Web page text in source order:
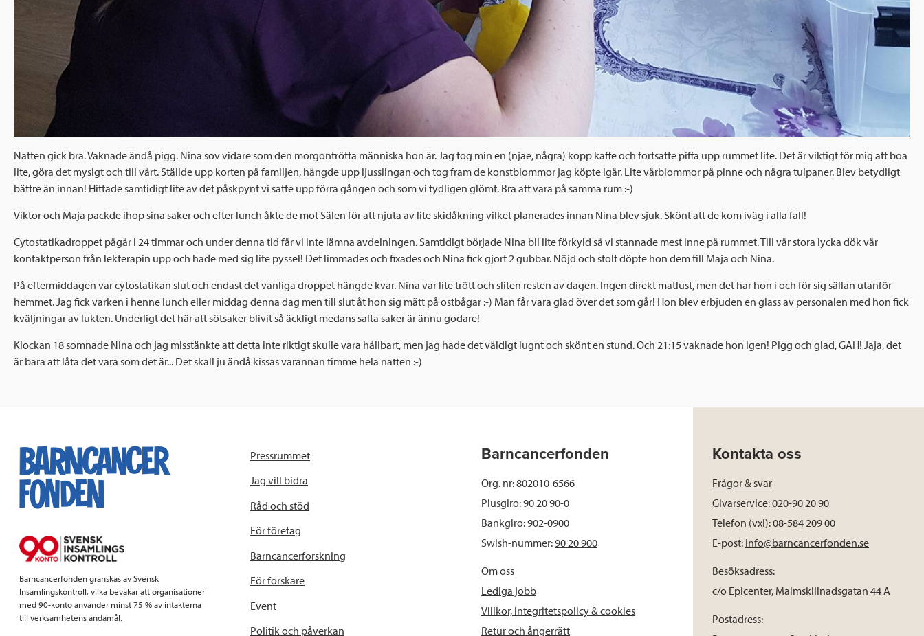
Natten gick bra. Vaknade ändå pigg. Nina sov vidare som den morgontrötta människa hon är. Jag tog min en (njae, några) kopp kaffe och fortsatte piffa upp rummet lite. Det är viktigt för mig att boa
lite, göra det mysigt och till vårt. Ställde upp korten på familjen, hängde upp ljusslingan och tog fram de konstblommor jag köpte igår. Lite vårblommor på pinne och några tulpaner. Blev betydligt
bättre än innan! Hittade samtidigt lite av det påskpynt vi satte upp förra gången och som vi tydligen glömt. Bra att vara på samma rum :-)
Viktor och Maja packde ihop sina saker och efter lunch åkte de mot Sälen för att njuta av lite skidåkning vilket planerades innan Nina blev sjuk. Skönt att de kom iväg i alla fall!
Cytostatikadroppet pågår i 24 timmar och under denna tid får vi inte lämna avdelningen. Samtidigt började Nina bli lite förkyld så vi stannade mest inne på rummet. Till vår stora lycka dök vår
kontaktperson från lekterapin upp och hade med sig lite pyssel! Det limmades och fixades och Nina fick gjort 2 gubbar. Nöjd och stolt döpte hon dem till Maja och Nina.
På eftermiddagen var cytostatikan slut och endast det vanliga droppet hängde kvar. Nina var lite trött och sliten resten av dagen. Ingen direkt matlust, men det har hon i och för sig sällan utanför
hemmet. Jag fick varken i henne lunch eller middag denna dag men till slut åt hon sig mätt på ostbågar :-) Man får vara glad över det som går! Hon blev erbjuden en glass av personalen med hon fick
kväljningar av lukten. Underligt det här att sötsaker blivit så äckligt medans salta saker är ännu godare!
Klockan 18 somnade Nina och jag misstänkte att detta inte riktigt skulle vara hållbart, men jag hade det väldigt lugnt och skönt en stund. Och 21:15 vaknade hon igen! Pigg och glad, GAH! Jaja, det
är bara att låta det vara som det är... Det skall ju ändå kissas varannan timme hela natten :-)
Barncancerfonden granskas av Svensk
Insamlingskontroll, vilka bevakar att organisationer
med 90-konto använder minst 75 % av intäkterna
till verksamhetens ändamål.
Pressrummet
Jag vill bidra
Råd och stöd
För företag
Barncancerforskning
För forskare
Event
Politik och påverkan
Barncancerfonden
Org. nr: 802010-6566
Plusgiro: 90 20 90-0
Bankgiro: 902-0900
Swish-nummer:90 20 900
Om oss
Lediga jobb
Villkor, integritetspolicy & cookies
Retur och ångerrätt
Kontakta oss
Frågor & svar
Givarservice: 020-90 20 90
Telefon (vxl): 08-584 209 00
E-post: info@barncancerfonden.se
Besöksadress:
c/o Epicenter, Malmskillnadsgatan 44 A
Postadress: